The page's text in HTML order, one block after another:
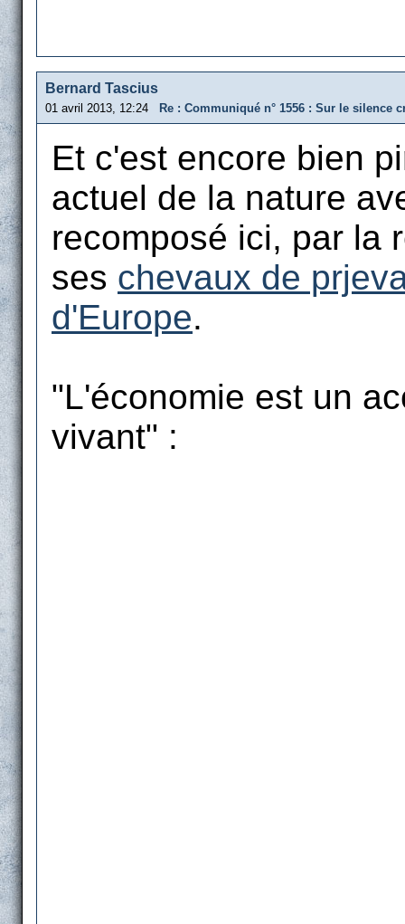
Bernard Tascius
01 avril 2013, 12:24 Re : Communiqué n° 1556 : Sur le silence
Et c'est encore bien
actuel de la nature
recomposé ici, par la
ses chevaux de
d'Europe.
"L'économie est un
vivant" :